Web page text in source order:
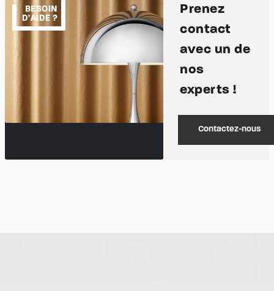
BESOIN
D'AIDE ?
Prenez
contact
avec un de
nos
experts !
Contactez-nous